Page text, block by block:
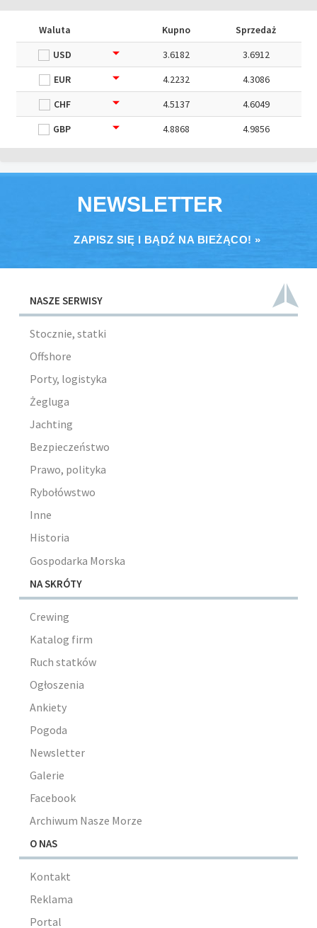
Waluta Kupno
Sprzedaż
USD
3.6182
3.6912
EUR
4.2232
4.3086
CHF
4.5137
4.6049
GBP
4.8868 4.9856
NEWSLETTER
ZAPISZ SIĘ I BĄDŹ NA BIEŻĄCO! »
NASZE SERWISY
Stocznie, statki
Offshore
Porty, logistyka
Żegluga
Jachting
Bezpieczeństwo
Prawo, polityka
Rybołówstwo
Inne
Historia
Gospodarka Morska
NA SKRÓTY
Crewing
Katalog firm
Ruch statków
Ogłoszenia
Ankiety
Pogoda
Newsletter
Galerie
Facebook
Archiwum Nasze Morze
O NAS
Kontakt
Reklama
Portal